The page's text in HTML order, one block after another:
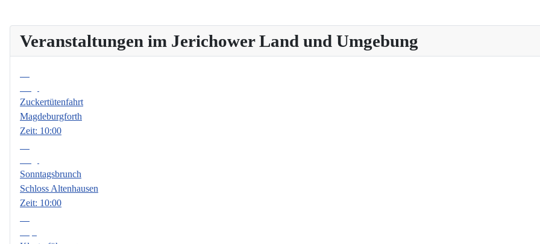
Veranstaltungen im Jerichower Land und Umgebung
Zuckertütenfahrt
Magdeburgforth
Zeit: 10:00
Sonntagsbrunch
Schloss Altenhausen
Zeit: 10:00